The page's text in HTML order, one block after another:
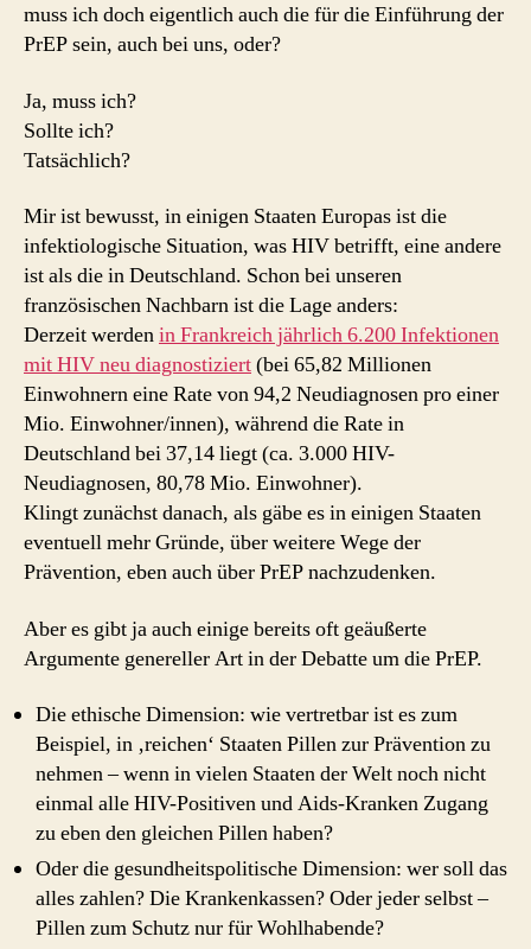
muss ich doch eigentlich auch die für die Einführung der
PrEP sein, auch bei uns, oder?
Ja, muss ich?
Sollte ich?
Tatsächlich?
Mir ist bewusst, in einigen Staaten Europas ist die
infektiologische Situation, was HIV betrifft, eine andere
ist als die in Deutschland. Schon bei unseren
französischen Nachbarn ist die Lage anders:
Derzeit werdenin Frankreich jährlich 6.200 Infektionen
mit HIV neu diagnostiziert(bei 65,82 Millionen
Einwohnern eine Rate von 94,2 Neudiagnosen pro einer
Mio. Einwohner/innen), während die Rate in
Deutschland bei 37,14 liegt (ca. 3.000 HIV-
Neudiagnosen, 80,78 Mio. Einwohner).
Klingt zunächst danach, als gäbe es in einigen Staaten
eventuell mehr Gründe, über weitere Wege der
Prävention, eben auch über PrEP nachzudenken.
Aber es gibt ja auch einige bereits oft geäußerte
Argumente genereller Art in der Debatte um die PrEP.
Die ethische Dimension: wie vertretbar ist es zum
Beispiel, in ‚reichen‘ Staaten Pillen zur Prävention zu
nehmen – wenn in vielen Staaten der Welt noch nicht
einmal alle HIV-Positiven und Aids-Kranken Zugang
zu eben den gleichen Pillen haben?
Oder die gesundheitspolitische Dimension: wer soll das
alles zahlen? Die Krankenkassen? Oder jeder selbst –
Pillen zum Schutz nur für Wohlhabende?